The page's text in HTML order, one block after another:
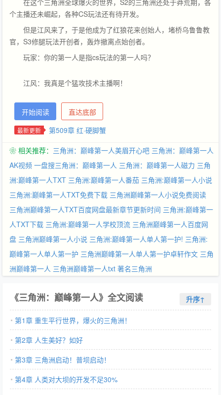
在这个三角洲全球爆火的世界，S2的三角洲还处于莽荒期，各
个主播还未崛起，各种CS玩法还有待开发。
但是江风来了，于是他成为了红狼花来创始人，堵桥乌鲁鲁教
官，S3修腿玩法开创者，轰炸撤离点始创者。
玩家：你的第一人是指cs玩法的第一人吗？
江风：我真是个猛攻技术主播啊！
开始阅读 直达底部
最新更新 第509章 红·硬脚蟹
❀ 相关推荐： 三角洲：巅峰第一人美眉开心吧 三角洲：巅峰第一人
AK视频 一盘搜三角洲：巅峰第一人 三角洲：巅峰第一人磁力 三角
洲:巅峰第一人TXT 三角洲:巅峰第一人番茄 三角洲:巅峰第一人小说
三角洲:巅峰第一人TXT免费下载 三角洲巅峰第一人小说免费阅读
三角洲巅峰第一人TXT百度网盘最新章节更新时间 三角洲:巅峰第一
人TXT下载 三角洲:巅峰第一人学校顶流 三角洲巅峰第一人百度网
盘 三角洲巅峰第一人小说 三角洲:巅峰第一人单人第一护! 三角洲:
巅峰第一人单人第一护 三角洲巅峰第一人单人第一护卓轩作文 三角
洲巅峰第一人 三角洲巅峰第一人txt 著名三角洲
《三角洲：巅峰第一人》全文阅读 升序↑
第1章 重生平行世界，爆火的三角洲！
第2章 人生美好？如好
第3章 三角洲启动！普坝启动！
第4章 人类对大坝的开发不足30%